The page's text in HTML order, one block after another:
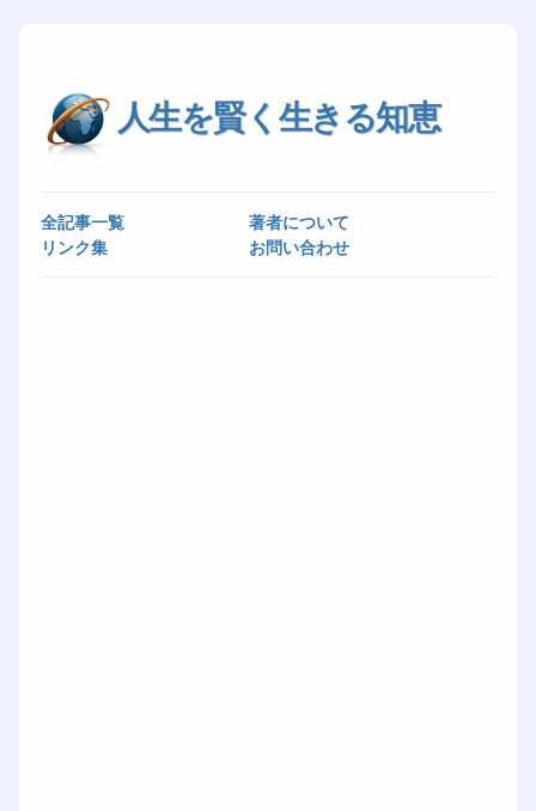
人生を賢く生きる知恵
全記事一覧
著者について
リンク集
お問い合わせ